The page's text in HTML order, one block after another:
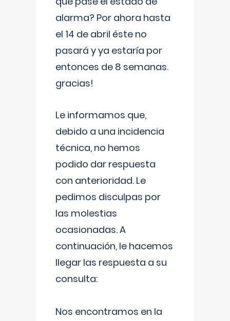
alarma? Por ahora hasta
el 14 de abril éste no
pasará y ya estaría por
entonces de 8 semanas.
gracias!
Le informamos que,
debido a una incidencia
técnica, no hemos
podido dar respuesta
con anterioridad. Le
pedimos disculpas por
las molestias
ocasionadas. A
continuación, le hacemos
llegar las respuesta a su
consulta:
Nos encontramos en la